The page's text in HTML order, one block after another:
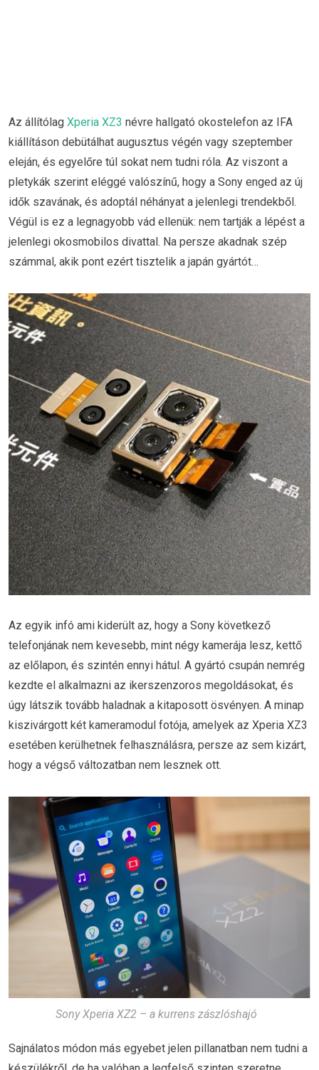
Az állítólag Xperia XZ3 névre hallgató okostelefon az IFA
kiállításon debütálhat augusztus végén vagy szeptember
eleján, és egyelőre túl sokat nem tudni róla. Az viszont a
pletykák szerint eléggé valószínű, hogy a Sony enged az új
idők szavának, és adoptál néhányat a jelenlegi trendekből.
Végül is ez a legnagyobb vád ellenük: nem tartják a lépést a
jelenlegi okosmobilos divattal. Na persze akadnak szép
számmal, akik pont ezért tisztelik a japán gyártót…
Az egyik infó ami kiderült az, hogy a Sony következő
telefonjának nem kevesebb, mint négy kamerája lesz, kettő
az előlapon, és szintén ennyi hátul. A gyártó csupán nemrég
kezdte el alkalmazni az ikerszenzoros megoldásokat, és
úgy látszik tovább haladnak a kitaposott ösvényen. A minap
kiszivárgott két kameramodul fotója, amelyek az Xperia XZ3
esetében kerülhetnek felhasználásra, persze az sem kizárt,
hogy a végső változatban nem lesznek ott.
Sony Xperia XZ2 – a kurrens zászlóshajó
Sajnálatos módon más egyebet jelen pillanatban nem tudni a